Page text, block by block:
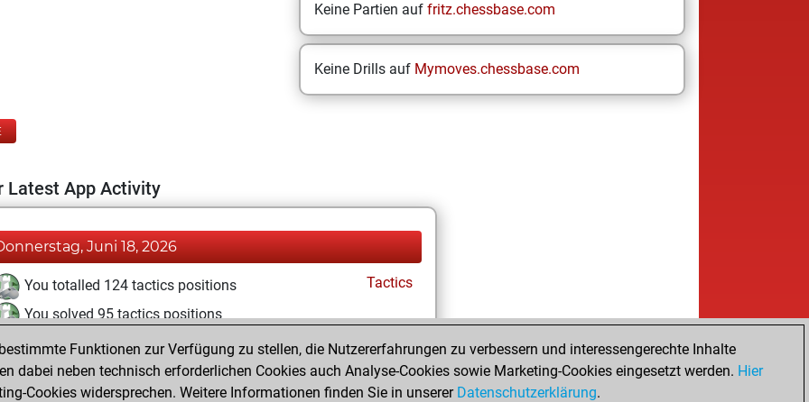
Keine Partien auf fritz.chessbase.com
Keine Drills auf Mymoves.chessbase.com
Latest App Activity
Juni 18, 2026
You totalled 124 tactics positions
Tactics
You solved 95 tactics positions
You achieved an Elo of 2010 in tactics positions
Funktionen zur Verfügung zu stellen, die Nutzererfahrungen zu verbessern und interessengerechte Inhalte
dabei neben technisch erforderlichen Cookies auch Analyse-Cookies sowie Marketing-Cookies eingesetzt werden. Hier
Cookies widersprechen. Weitere Informationen finden Sie in unserer Datenschutzerklärung.